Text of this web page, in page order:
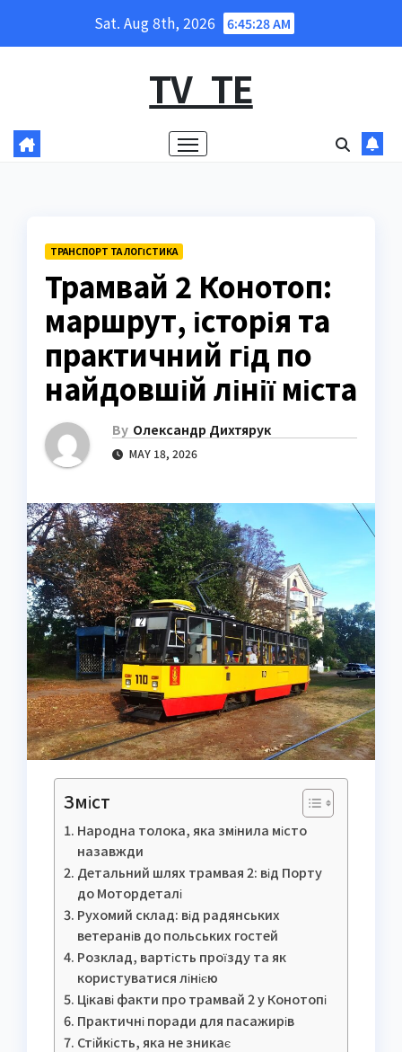
Sat. Aug 8th, 2026 6:45:29 AM
TV_TE
ТРАНСПОРТ ТА ЛОГІСТИКА
Трамвай 2 Конотоп:
маршрут, історія та
практичний гід по
найдовшій лінії міста
By Олександр Дихтярук
MAY 18, 2026
Зміст
Народна толока, яка змінила місто
назавжди
Детальний шлях трамвая 2: від Порту
до Мотордеталі
Рухомий склад: від радянських
ветеранів до польських гостей
Розклад, вартість проїзду та як
користуватися лінією
Цікаві факти про трамвай 2 у Конотопі
Практичні поради для пасажирів
Стійкість, яка не зникає